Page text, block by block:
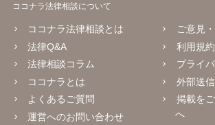
ココナラ法律相談について
ココナラ法律相談とは
法律Q&A
法律相談コラム
ココナラとは
よくあるご質問
運営へのお問い合わせ
ご意見
利用規約
プライ
外部送
掲載を
へ